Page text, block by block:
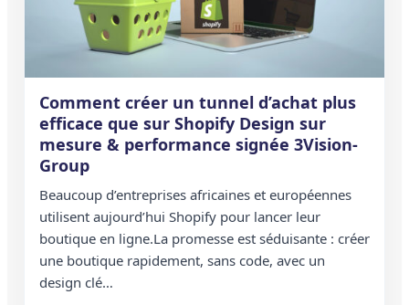
Comment créer un tunnel d’achat plus
efficace que sur Shopify Design sur
mesure & performance signée 3Vision-
Group
Beaucoup d’entreprises africaines et européennes
utilisent aujourd’hui Shopify pour lancer leur
boutique en ligne.La promesse est séduisante : créer
une boutique rapidement, sans code, avec un
design clé…